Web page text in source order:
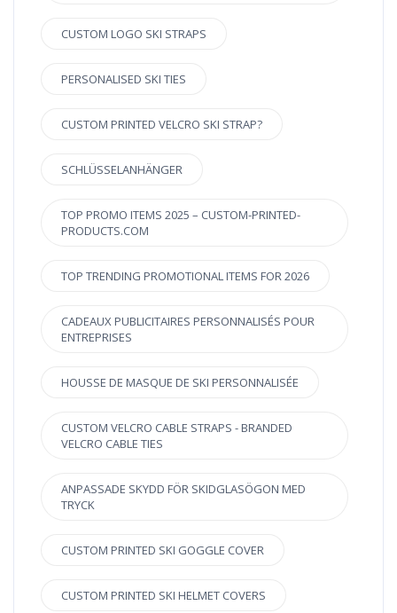
CUSTOM LOGO SKI STRAPS
PERSONALISED SKI TIES
CUSTOM PRINTED VELCRO SKI STRAP?
SCHLÜSSELANHÄNGER
TOP PROMO ITEMS 2025 – CUSTOM-PRINTED-
PRODUCTS.COM
TOP TRENDING PROMOTIONAL ITEMS FOR 2026
CADEAUX PUBLICITAIRES PERSONNALISÉS POUR
ENTREPRISES
HOUSSE DE MASQUE DE SKI PERSONNALISÉE
CUSTOM VELCRO CABLE STRAPS - BRANDED
VELCRO CABLE TIES
ANPASSADE SKYDD FÖR SKIDGLASÖGON MED
TRYCK
CUSTOM PRINTED SKI GOGGLE COVER
CUSTOM PRINTED SKI HELMET COVERS